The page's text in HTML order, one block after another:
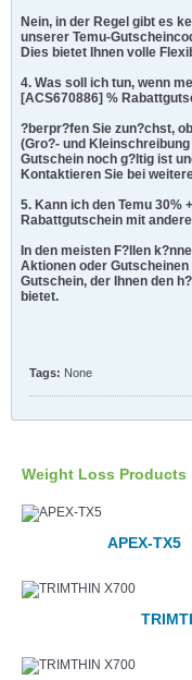
Nein, in der Regel gibt es
unserer Temu-
Dies bietet Ihnen volle
4. Was soll ich tun, wenn
[ACS670886] %
?berpr?fen Sie zun?chst,
(Gro?- und
Gutschein noch g?ltig ist
Kontaktieren Sie bei
5. Kann ich den Temu 30%
Rabattgutschein mit
In den meisten F?llen
Aktionen oder
Gutschein, der Ihnen den
bietet.
Tags: None
Weight Loss Products
APEX-TX5